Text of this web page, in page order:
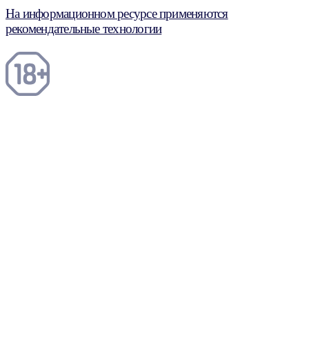
На информационном ресурсе применяются
рекомендательные технологии